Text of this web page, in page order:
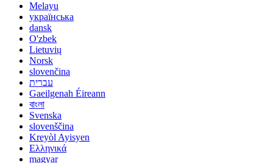
Melayu
українська
dansk
O'zbek
Lietuvių
Norsk
slovenčina
עברית
Gaeilgenah Éireann
বাংলা
Svenska
slovenščina
Kreyòl Ayisyen
Ελληνικά
magyar